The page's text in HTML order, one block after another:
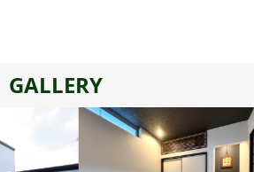
GALLERY